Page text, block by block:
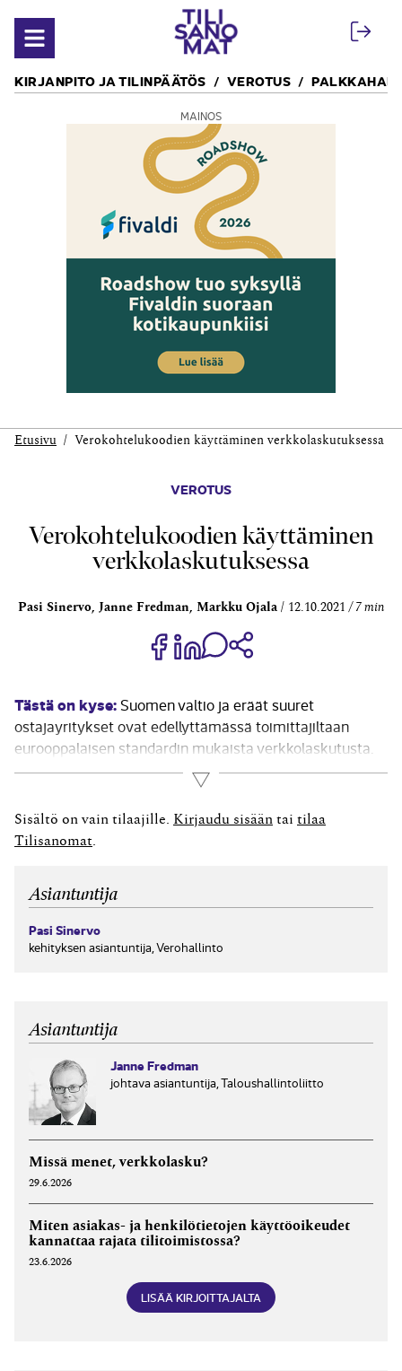
Avaa valikko
KIRJANPITO JA TILINPÄÄTÖS VEROTUS
MAINOS
Etusivu Verokohtelukoodien käyttäminen verkkolaskutuksessa
VEROTUS
Verokohtelukoodien käyttäminen
verkkolaskutuksessa
Pasi Sinervo, Janne Fredman, Markku Ojala 12.10.2021 7 min
Jaa Share on Facebook
Jaa Share on LinkedIn
Jaa WhatsApp-viestinä
Tästä on kyse: Suomen valtio ja eräät suuret
ostajayritykset ovat edellyttämässä toimittajiltaan
eurooppalaisen standardin mukaista verkkolaskutusta.
Käytännössä eurooppalaisen standardin mukainen
verkkolaskutus edellyttää muun muassa
laskutusohjelmistoilta valmiutta tuottaa verkko­
laskustandardien Finvoice ja TEAPPSXML uusia
Lue lisää
Sisältö on vain tilaajille. Kirjaudu sisään tai tilaa
Tilisanomat
Asiantuntija
Pasi Sinervo
kehityksen asiantuntija, Verohallinto
Asiantuntija
Janne Fredman
johtava asiantuntija, Taloushallintoliitto
Missä menet, verkkolasku?
29.6.2026
Miten asiakas- ja henkilötietojen käyttöoikeudet
kannattaa rajata tilitoimistossa?
23.6.2026
LISÄÄ KIRJOITTAJALTA